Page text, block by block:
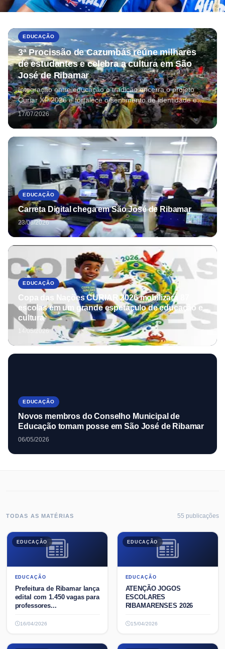
EDUCAÇÃO
3ª Procissão de Cazumbás reúne milhares
de estudantes e celebra a cultura em São
José de Ribamar
Integração entre educação e tradição encerra o projeto
Curiar XP 2026 e fortalece o sentimento de identidade e
pertencimento entre os alunos da rede municipal.
17/07/2026
EDUCAÇÃO
Carreta Digital chega em São José de Ribamar
23/06/2026
EDUCAÇÃO
Copa das Nações CURIAR 2026 mobilizará 87
escolas em um grande espetáculo de educação e
cultura
14/05/2026
EDUCAÇÃO
Novos membros do Conselho Municipal de
Educação tomam posse em São José de Ribamar
06/05/2026
TODAS AS MATÉRIAS 55 publicações
EDUCAÇÃO
EDUCAÇÃO
Prefeitura de Ribamar lança
edital com 1.450 vagas para
professores...
16/04/2026
EDUCAÇÃO
EDUCAÇÃO
ATENÇÃO JOGOS
ESCOLARES
RIBAMARENSES 2026
15/04/2026